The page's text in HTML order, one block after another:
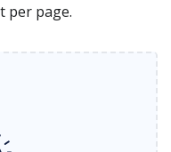
per page.